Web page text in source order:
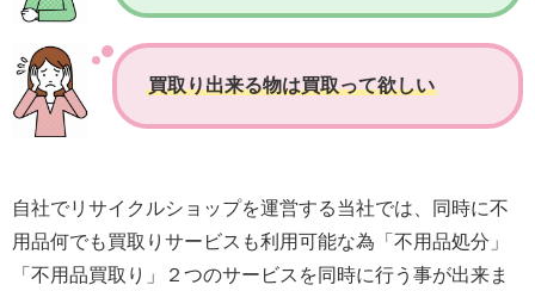
買取り出来る物は買取って欲しい
自社でリサイクルショップを運営する当社では、同時に不
用品何でも買取りサービスも利用可能な為「不用品処分」
「不用品買取り」２つのサービスを同時に行う事が出来ま